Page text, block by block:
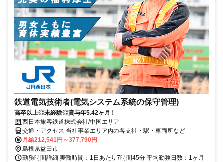
鉄道電気技術者(電気システム系統の保守管理)
高卒以上◎未経験◎賞与年5.42ヶ月！
西日本旅客鉄道株式会社/中国エリア
交通・アクセス 当社事業エリア内の各支社・駅・車両所など
月給212,541円～377,790円
島根県益田市
勤務時間詳細 実働時間：1日あたり7時間45分 平均勤務日数：1ヶ月